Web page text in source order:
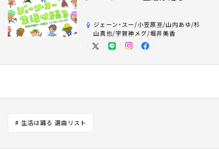
ジェーン・スー/小笠原亘/山内あゆ/杉
山真也/宇賀神メグ/堀井美香
# 生活は踊る 選曲リスト